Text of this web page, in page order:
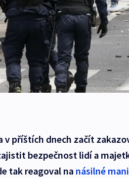
v příštích dnech začít
bezpečnost lidí a
tak reagoval na násilné